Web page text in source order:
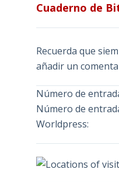
Cuaderno de
Recuerda que
añadir un
Número de
Número de
Worldpress: